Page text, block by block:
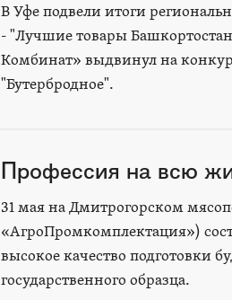
В Уфе подвели итоги
- "Лучшие товары
Комбинат» выдвинул на
"Бутербродное".
Профессия на всю
31 мая на Дмитрогорском
«АгроПромкомплектация»)
высокое качество подготовки
государственного образца.